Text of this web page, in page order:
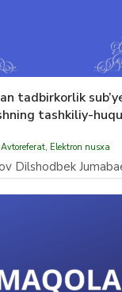
tadbirkorlik
tashkiliy-
Avtoreferat, Elektron nusxa
Dilshodbek